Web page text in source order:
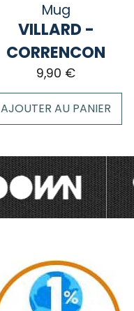
Mug
VILLARD -
CORRENCON
9,90 €
AJOUTER AU PANIER